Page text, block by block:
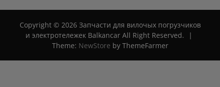
Copyright © 2026 Запчасти для вилочых погрузчиков
и электротележек Balkancar All Right Reserved.
|
Theme: NewStore by ThemeFarmer